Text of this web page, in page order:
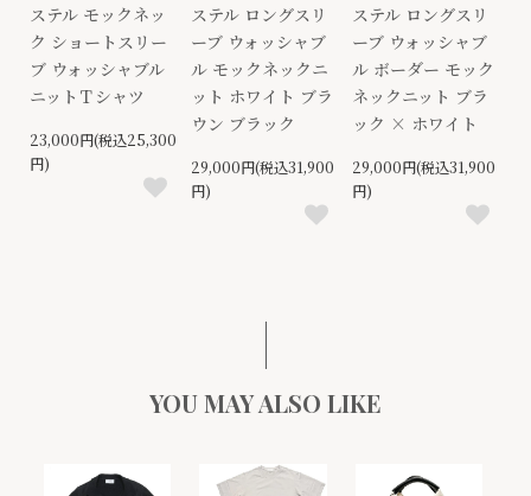
ステル モックネッ
ク ショートスリー
ブ ウォッシャブル
ニットＴシャツ
23,000円(税込25,300
円)
ステル ロングスリ
ーブ ウォッシャブ
ル モックネックニ
ット ホワイト ブラ
ウン ブラック
29,000円(税込31,900
円)
ステル ロングスリ
ーブ ウォッシャブ
ル ボーダー モック
ネックニット ブラ
ック × ホワイト
29,000円(税込31,900
円)
YOU MAY ALSO LIKE